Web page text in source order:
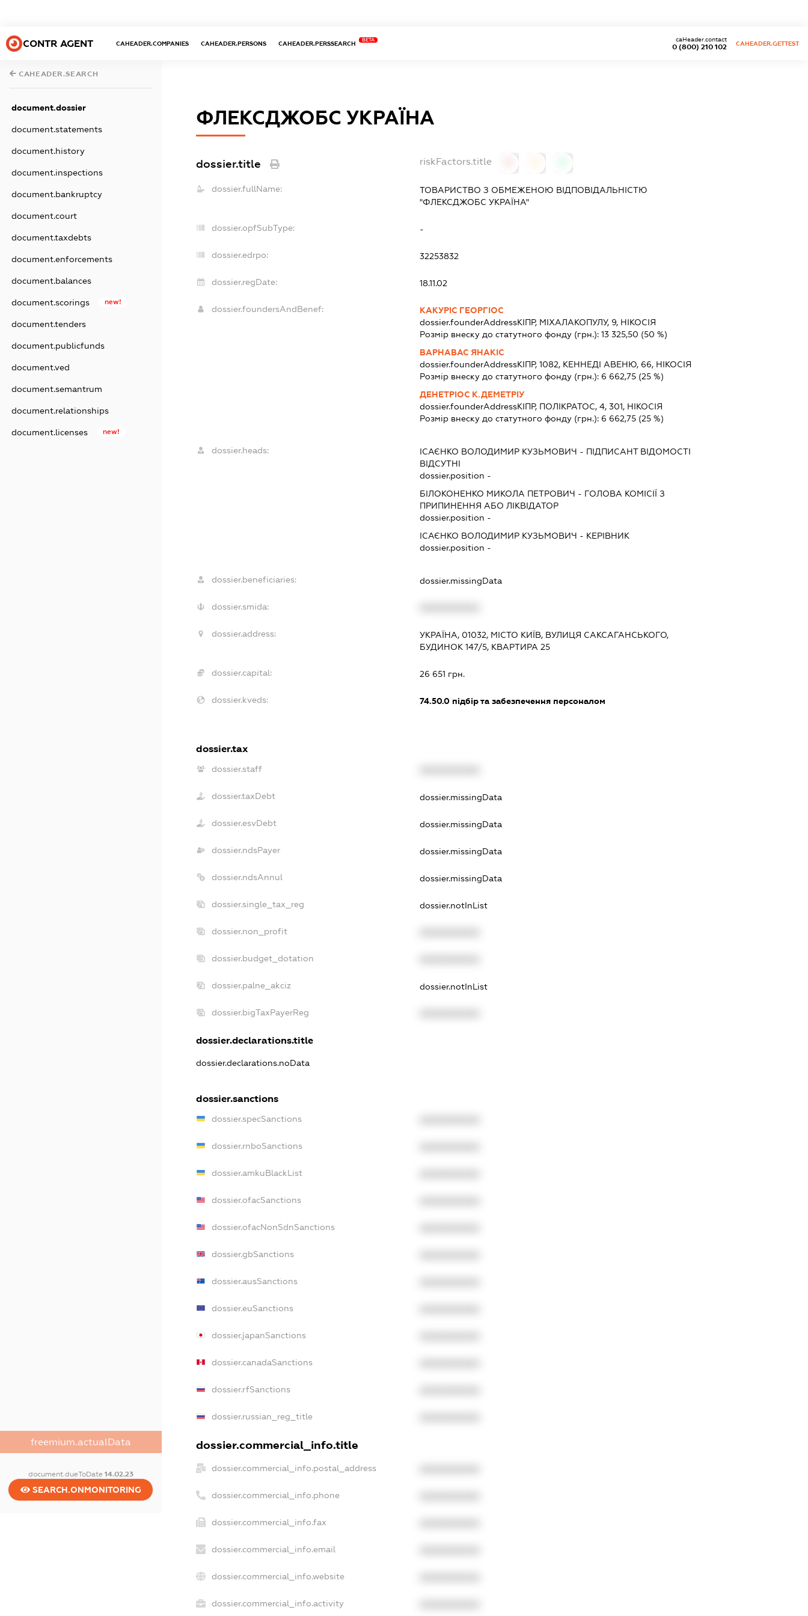
CONTR AGENT CAHEADER.COMPANIES CAHEADER.PERSONS CAHEADER.PERSSEARCH
BETA
0 (800) 210 102
caHeader.contact
CAHEADER.GETTEST
CAHEADER.SEARCH
document.dossier
document.statements
document.history
document.inspections
document.bankruptcy
document.court
document.taxdebts
document.enforcements
document.balances
document.scorings new!
document.tenders
document.publicfunds
document.ved
document.semantrum
document.relationships
document.licenses new!
freemium.actualData
document.dueToDate 14.02.23
SEARCH.ONMONITORING
ФЛЕКСДЖОБС УКРАЇНА
dossier.title riskFactors.title
dossier.fullName:
ТОВАРИСТВО З ОБМЕЖЕНОЮ ВІДПОВІДАЛЬНІСТЮ
"ФЛЕКСДЖОБС УКРАЇНА"
dossier.opfSubType: -
dossier.edrpo: 32253832
dossier.regDate: 18.11.02
dossier.foundersAndBenef:
КАКУРІС ГЕОРГІОС
dossier.founderAddressКІПР, МІХАЛАКОПУЛУ, 9, НІКОСІЯ
Розмір внеску до статутного фонду (грн.): 13 325,50 (50 %)
ВАРНАВАС ЯНАКІС
dossier.founderAddressКІПР, 1082, КЕННЕДІ АВЕНЮ, 66, НІКОСІЯ
Розмір внеску до статутного фонду (грн.): 6 662,75(25 %)
ДЕНЕТРІОС К.ДЕМЕТРІУ
dossier.founderAddressКІПР, ПОЛІКРАТОС, 4, 301, НІКОСІЯ
Розмір внеску до статутного фонду (грн.): 6 662,75(25 %)
dossier.heads: ІСАЄНКО ВОЛОДИМИР КУЗЬМОВИЧ - ПІДПИСАНТВІДОМОСТІ
ВІДСУТНІ
dossier.position -
БІЛОКОНЕНКО МИКОЛА ПЕТРОВИЧ - ГОЛОВА КОМІСІЇ З
ПРИПИНЕННЯ АБО ЛІКВІДАТОР
dossier.position -
ІСАЄНКО ВОЛОДИМИР КУЗЬМОВИЧ - КЕРІВНИК
dossier.position -
dossier.beneficiaries: dossier.missingData
dossier.smida:
dossier.address:
УКРАЇНА, 01032, МІСТО КИЇВ, ВУЛИЦЯ САКСАГАНСЬКОГО,
БУДИНОК 147/5, КВАРТИРА 25
dossier.capital: 26 651 грн.
dossier.kveds: 74.50.0підбір та забезпечення персоналом
dossier.tax
dossier.staff
dossier.taxDebt dossier.missingData
dossier.esvDebt dossier.missingData
dossier.ndsPayer dossier.missingData
dossier.ndsAnnul dossier.missingData
dossier.single_tax_reg dossier.notInList
dossier.non_profit
dossier.budget_dotation
dossier.palne_akciz dossier.notInList
dossier.bigTaxPayerReg
dossier.declarations.title
dossier.declarations.noData
dossier.sanctions
dossier.specSanctions
dossier.rnboSanctions
dossier.amkuBlackList
dossier.ofacSanctions
dossier.ofacNonSdnSanctions
dossier.gbSanctions
dossier.ausSanctions
dossier.euSanctions
dossier.japanSanctions
dossier.canadaSanctions
dossier.rfSanctions
dossier.russian_reg_title
dossier.commercial_info.title
dossier.commercial_info.postal_address
dossier.commercial_info.phone
dossier.commercial_info.fax
dossier.commercial_info.email
dossier.commercial_info.website
dossier.commercial_info.activity